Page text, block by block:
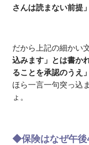
さんは読まない前提
だから上記の細かい
込みます」とは書か
ることを承認のうえ
ほら一言一句突っ込
ょ。
◆保険はなぜ午後